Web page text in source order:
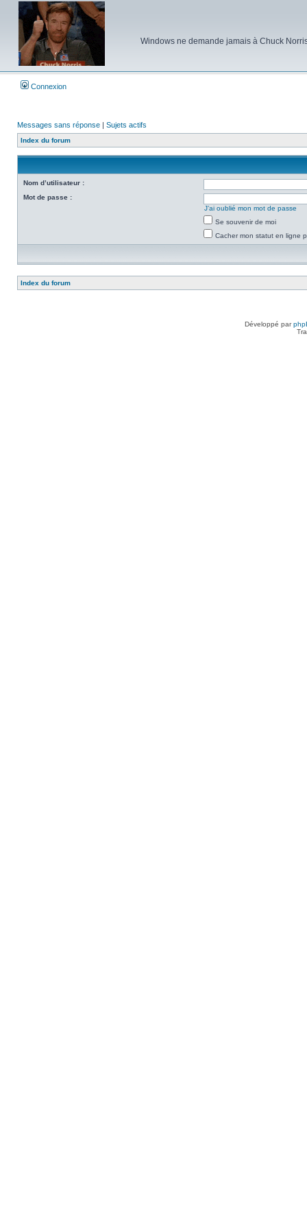
Windows ne demande jamais à Chuck
Connexion
Messages sans réponse | Sujets actifs
Index du forum
Nom d’utilisateur :
Mot de passe :
J’ai oublié mon mot de passe
Se souvenir de moi
Cacher mon statut en ligne
Index du forum
Développé par